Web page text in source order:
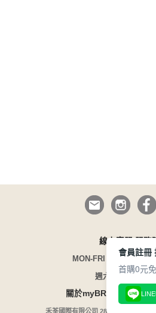
線上客服 服務
MON-FRI 09:00~12:30/
週六日與國定假
關於myBRA
企業徵才
禾荃國際有限公司 28754599 / 版權所
會員註冊
首購0元